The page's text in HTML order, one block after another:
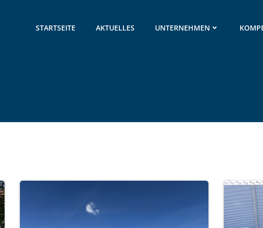
STARTSEITE AKTUELLES UNTERNEHMEN